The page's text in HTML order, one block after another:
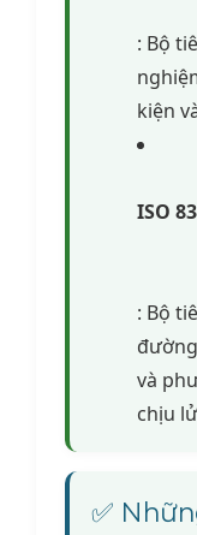
: Bộ
kiện
ISO
: Bộ
và
chịu
✅